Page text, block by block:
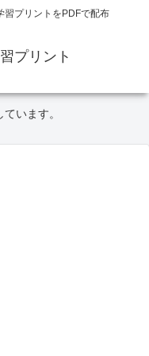
習プリントをPDFで配布
プリント
います。